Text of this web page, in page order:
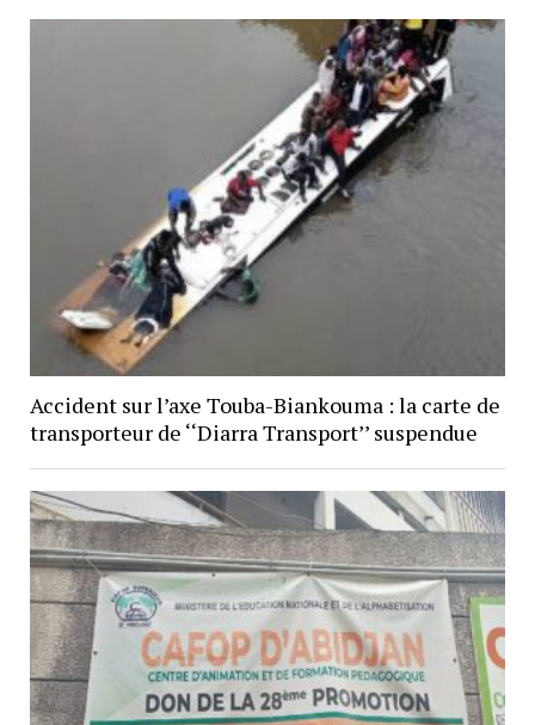
Accident sur l’axe Touba-Biankouma : la carte de
transporteur de ‘‘Diarra Transport’’ suspendue